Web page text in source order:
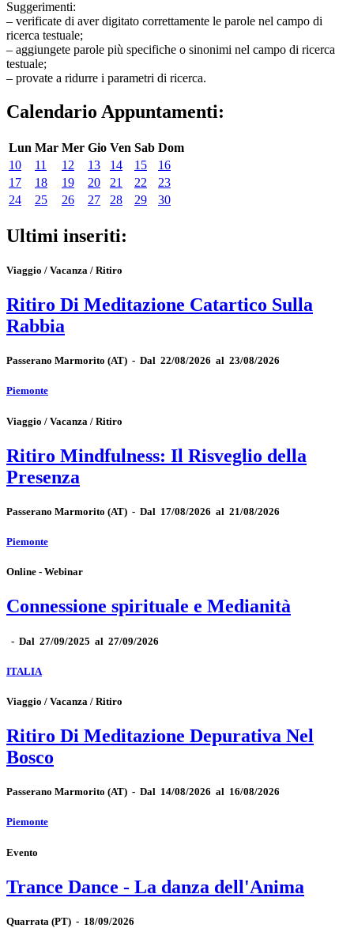
Suggerimenti:
– verificate di aver digitato correttamente le parole nel campo di
ricerca testuale;
– aggiungete parole più specifiche o sinonimi nel campo di ricerca
testuale;
– provate a ridurre i parametri di ricerca.
Calendario Appuntamenti:
Lun Mar Mer Gio Ven Sab Dom
10
11 12 13 14 15
16
17
18 19 20 21 22
23
24
25 26 27 28 29 30
Ultimi inseriti:
Viaggio / Vacanza / Ritiro
Ritiro Di Meditazione Catartico Sulla
Rabbia
Passerano Marmorito (AT) - Dal 22/08/2026 al 23/08/2026
Piemonte
Viaggio / Vacanza / Ritiro
Ritiro Mindfulness: Il Risveglio della
Presenza
Passerano Marmorito (AT) - Dal 17/08/2026 al 21/08/2026
Piemonte
Online - Webinar
Connessione spirituale e Medianità
- Dal 27/09/2025 al 27/09/2026
ITALIA
Viaggio / Vacanza / Ritiro
Ritiro Di Meditazione Depurativa Nel
Bosco
Passerano Marmorito (AT) - Dal 14/08/2026 al 16/08/2026
Piemonte
Evento
Trance Dance - La danza dell'Anima
Quarrata (PT) - 18/09/2026